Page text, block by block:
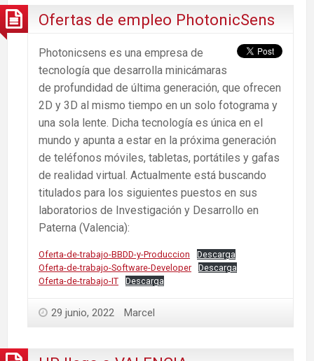
Ofertas de empleo PhotonicSens
Photonicsens es una empresa de
tecnología que desarrolla minicámaras
de profundidad de última generación, que ofrecen
2D y 3D al mismo tiempo en un solo fotograma y
una sola lente. Dicha tecnología es única en el
mundo y apunta a estar en la próxima generación
de teléfonos móviles, tabletas, portátiles y gafas
de realidad virtual. Actualmente está buscando
titulados para los siguientes puestos en sus
laboratorios de Investigación y Desarrollo en
Paterna (Valencia):
Oferta-de-trabajo-BBDD-y-Produccion
Descarga
Oferta-de-trabajo-Software-Developer
Descarga
Oferta-de-trabajo-IT
Descarga
29 junio, 2022 Marcel